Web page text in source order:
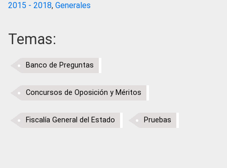
2015 - 2018, Generales
Temas:
Banco de Preguntas
Concursos de Oposición y Méritos
Fiscalía General del Estado Pruebas